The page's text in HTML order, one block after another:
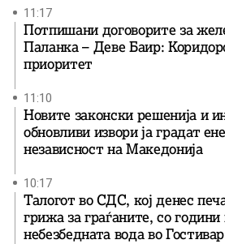
11:17
Потпишани договорите за
Паланка – Деве Баир:
приоритет
11:10
Новите законски решенија и
обновливи извори ја градат
независност на Македонија
10:17
Талогот во СДС, кој денес
грижа за граѓаните, со
небезбедната вода во Гостивар